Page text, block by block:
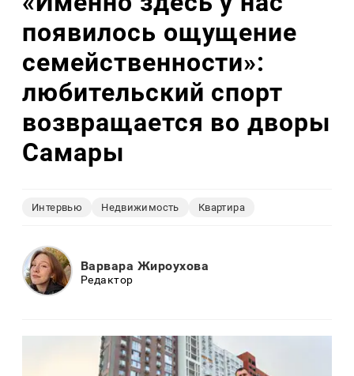
появилось ощущение
семейственности»:
любительский спорт
возвращается во дворы
Самары
Интервью Недвижимость Квартира
Варвара Жироухова
Редактор